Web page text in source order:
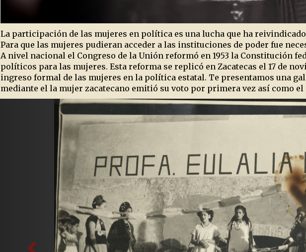
La participación de las mujeres en política es una lucha que ha
Para que las mujeres pudieran acceder a las instituciones de poder fue
A nivel nacional el Congreso de la Unión reformó en 1953 la Constitución
políticos para las mujeres. Esta reforma se replicó en Zacatecas el 17 de
ingreso formal de las mujeres en la política estatal. Te presentamos una
mediante el la mujer zacatecano emitió su voto por primera vez así como
Previous